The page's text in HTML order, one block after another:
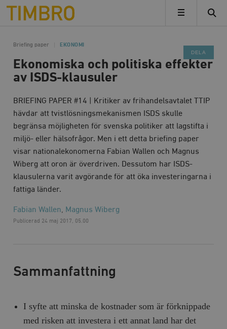
Timbro
MENY
Briefing paper EKONOMI
Ekonomiska och politiska effekter
av ISDS-klausuler
BRIEFING PAPER #14 | Kritiker av frihandelsavtalet TTIP
hävdar att tvistlösningsmekanismen ISDS skulle
begränsa möjligheten för svenska politiker att lagstifta i
miljö- eller hälsofrågor. Men i ett detta briefing paper
visar nationalekonomerna Fabian Wallen och Magnus
Wiberg att oron är överdriven. Dessutom har ISDS-
klausulerna varit avgörande för att öka investeringarna i
fattiga länder.
Fabian Wallen, Magnus Wiberg
Publicerad 24 maj 2017, 05.00
Sammanfattning
I syfte att minska de kostnader som är förknippade
med risken att investera i ett annat land har det
DELA